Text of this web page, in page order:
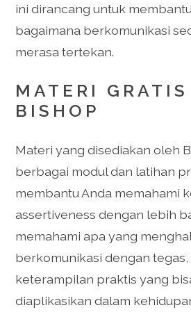
ini dirancang untuk
bagaimana berkomunikasi
merasa tertekan.
MATERI GRATIS
BISHOP
Materi yang disediakan oleh
berbagai modul dan latihan
membantu Anda memahami
assertiveness dengan lebih
memahami apa yang
berkomunikasi dengan
keterampilan praktis yang
diaplikasikan dalam